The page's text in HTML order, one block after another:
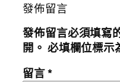
發佈留言
發佈留言必須填寫
開。 必填欄位標示
留言*